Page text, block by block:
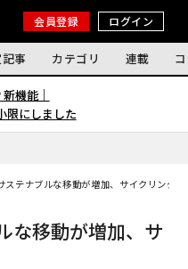
会員登録 ログイン
事 カテゴリ 連載
機能｜
限にしました
ステナブルな移動が増加、サイクリング
な移動が増加、サ